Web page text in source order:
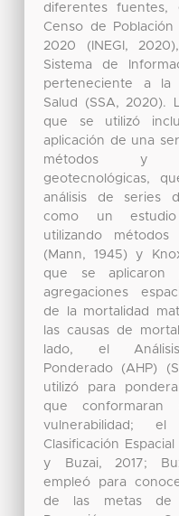
diferentes fuentes,
Censo de
2020 (INEGI,
Sistema de
perteneciente a la
Salud (SSA, 2020).
que se utilizó
aplicación de una
métodos y
geotecnológicas,
análisis de series
como un estudio
utilizando métodos
(Mann, 1945) y
que se aplicaron
agregaciones
de la mortalidad
las causas de
lado, el
Ponderado (AHP)
utilizó para
que
vulnerabilidad;
Clasificación
y Buzai, 2017;
empleó para
de las metas de